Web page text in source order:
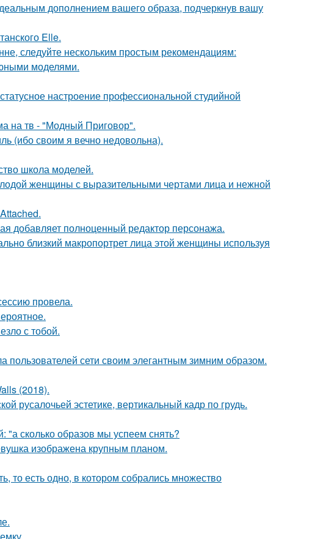
дополнением вашего образа, подчеркнув вашу
Elle.
следуйте нескольким простым рекомендациям:
моделями.
настроение профессиональной студийной
на тв - "Модный Приговор".
(ибо своим я вечно недовольна).
школа моделей.
женщины с выразительными чертами лица и нежной
добавляет полноценный редактор персонажа.
близкий макропортрет лица этой женщины используя
провела.
с тобой.
пользователей сети своим элегантным зимним образом.
(2018).
русалочьей эстетике, вертикальный кадр по грудь.
сколько образов мы успеем снять?
изображена крупным планом.
то есть одно, в котором собрались множество